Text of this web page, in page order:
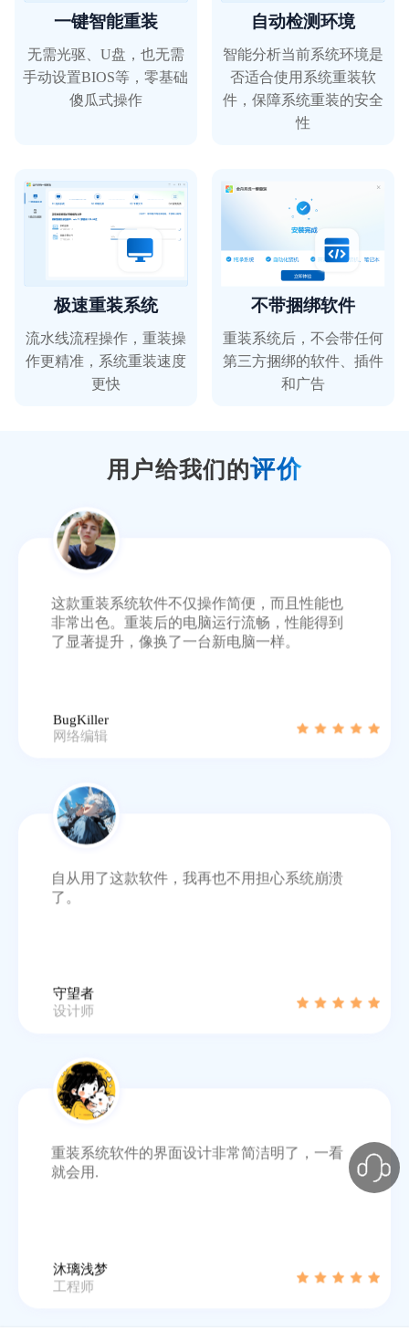
一键智能重装
无需光驱、U盘，也无需
手动设置BIOS等，零基础
傻瓜式操作
自动检测环境
智能分析当前系统环境是
否适合使用系统重装软
件，保障系统重装的安全
性
极速重装系统
流水线流程操作，重装操
作更精准，系统重装速度
更快
不带捆绑软件
重装系统后，不会带任何
第三方捆绑的软件、插件
和广告
用户给我们的评价
转换的速度非常快，强烈推荐~
每次系统出现问题，我都会选择用这款软件来
重装系统。软件非常稳定，让我很放心。
新媒体运营
这款重装系统软件不仅操作简便，而且性能也
非常出色。重装后的电脑运行流畅，性能得到
了显著提升，像换了一台新电脑一样。
BugKiller
网络编辑
自从用了这款软件，我再也不用担心系统崩溃
了。
守望者
设计师
重装系统软件的界面设计非常简洁明了，一看
就会用.
沐璃浅梦
工程师